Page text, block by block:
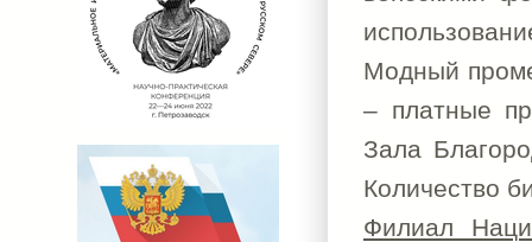
Модный
– платные
Зала
Количество
Филиал